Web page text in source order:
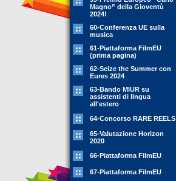
Magno” della Gioventù
2024!
60-Conferenza UE sulla
musica
61-Piattaforma FilmEU
(prima pagina)
62-Seize the Summer con
Eures 2024
63-Bando MIUR su
assistenti di lingua
all'estero
64-Concorso RARE REELS
65-Valutazione Horizon
2020
66-Piattaforma FilmEU
67-Piattaforma FilmEU